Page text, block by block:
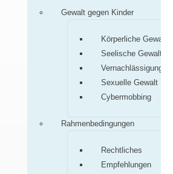
Gewalt gegen Kinder
Körperliche Gewalt
Seelische Gewalt
Vernachlässigung
Sexuelle Gewalt
Cybermobbing
Rahmenbedingungen
Rechtliches
Empfehlungen